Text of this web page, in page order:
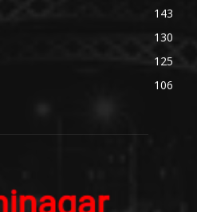
143
130
125
106